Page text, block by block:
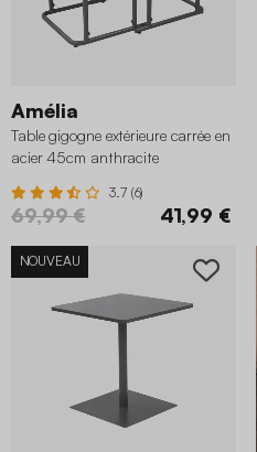
Amélia
Table gigogne extérieure carrée en
acier 45cm anthracite
3.7 (6)
69,99 € 41,99 €
NOUVEAU